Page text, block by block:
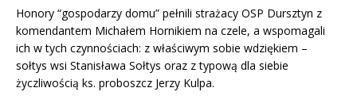
Honory “gospodarzy domu” pełnili strażacy OSP Dursztyn z
komendantem Michałem Hornikiem na czele, a wspomagali
ich w tych czynnościach: z właściwym sobie wdziękiem –
sołtys wsi Stanisława Sołtys oraz z typową dla siebie
życzliwością ks. proboszcz Jerzy Kulpa.